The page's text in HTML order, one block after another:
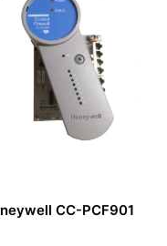
Honeywell